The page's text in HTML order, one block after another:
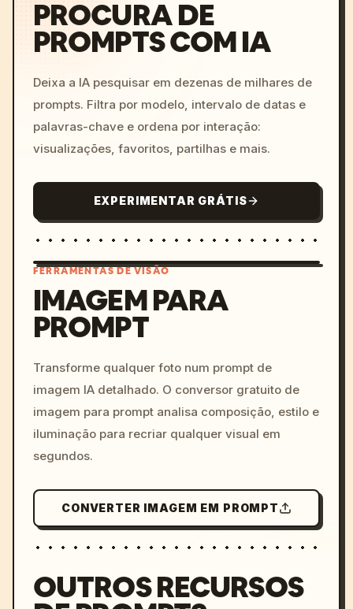
PROCURA DE
PROMPTS COM IA
Deixa a IA pesquisar em dezenas de milhares de
prompts. Filtra por modelo, intervalo de datas e
palavras-chave e ordena por interação:
visualizações, favoritos, partilhas e mais.
EXPERIMENTAR GRÁTIS
colors, 8k --v 6.0
FERRAMENTAS DE VISÃO
IMAGEM PARA
PROMPT
Transforme qualquer foto num prompt de
imagem IA detalhado. O conversor gratuito de
imagem para prompt analisa composição, estilo e
iluminação para recriar qualquer visual em
segundos.
CONVERTER IMAGEM EM PROMPT
OUTROS RECURSOS